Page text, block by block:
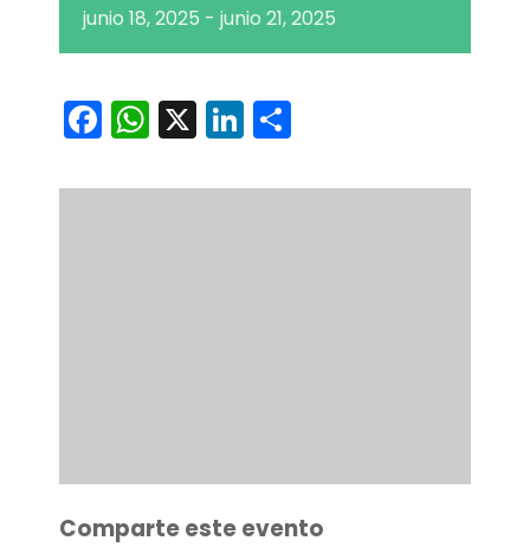
junio 18, 2025 - junio 21, 2025
Facebook
WhatsApp
X LinkedIn
Comparte este evento